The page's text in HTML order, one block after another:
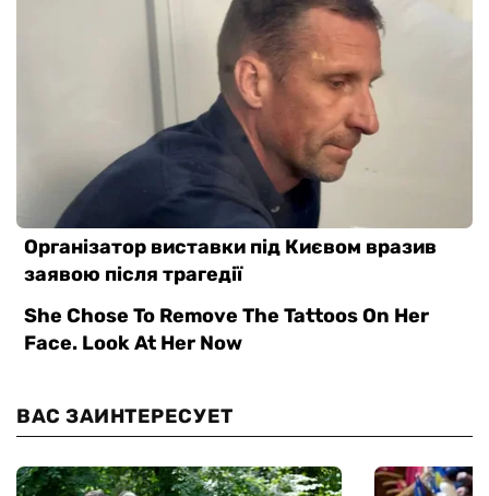
ВАС ЗАИНТЕРЕСУЕТ